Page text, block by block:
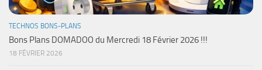
TECHNOS BONS-PLANS
Bons Plans DOMADOO du Mercredi 18 Février 2026 !!!
18 FÉVRIER 2026